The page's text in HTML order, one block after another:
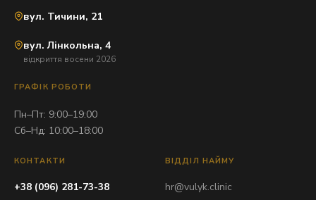
вул. Тичини, 21
вул. Лінкольна, 4
відкриття восени 2026
ГРАФІК РОБОТИ
Пн–Пт: 9:00–19:00
Сб–Нд: 10:00–18:00
КОНТАКТИ
+38 (096) 281-73-38
ВІДДІЛ НАЙМУ
hr@vulyk.clinic